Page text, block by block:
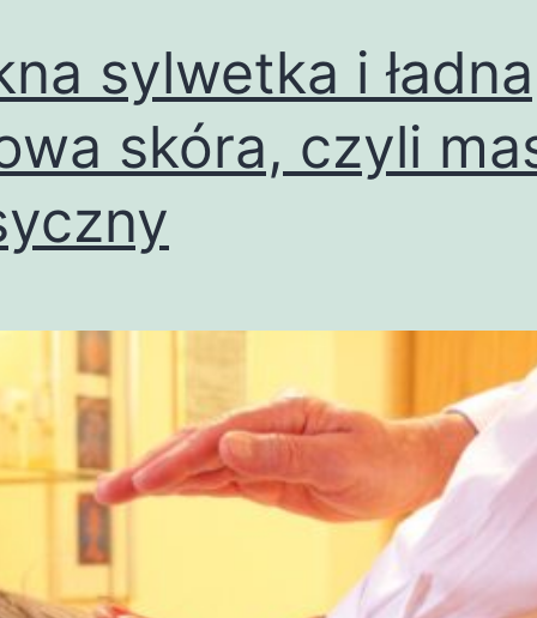
sylwetka i
skóra, czyli